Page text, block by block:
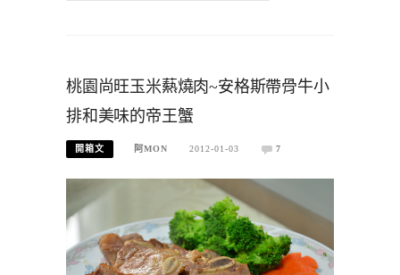
桃園尚旺玉米爇燒肉~安格斯帶骨牛小
排和美味的帝王蟹
開箱文 阿MON 2012-01-03 7